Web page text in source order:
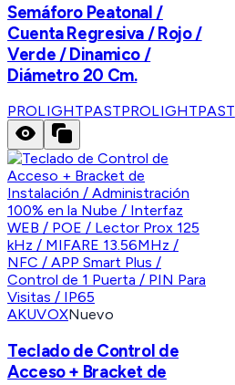
Semáforo Peatonal /
Cuenta Regresiva / Rojo /
Verde / Dinamico /
Diámetro 20 Cm.
PROLIGHTPASTPROLIGHTPAST
AKUVOXNuevo
Teclado de Control de
Acceso + Bracket de